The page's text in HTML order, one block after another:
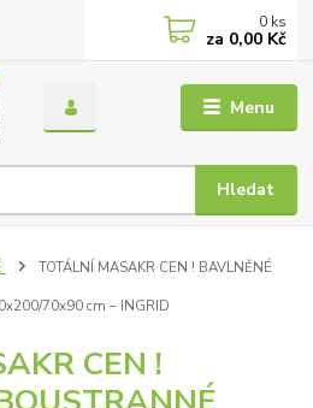
Menu
Hledat
0 ks
za 0,00 Kč
TOTÁLNÍ MASAKR CEN ! BAVLNĚNÉ
70x90 cm – INGRID
CEN !